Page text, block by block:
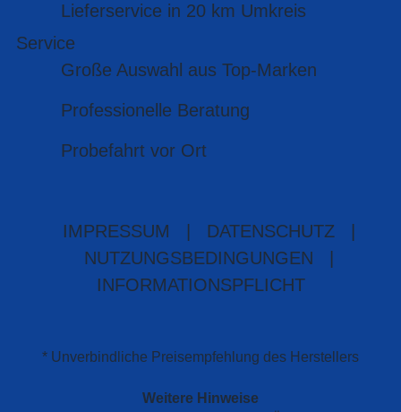
Lieferservice in 20 km Umkreis
Service
Große Auswahl aus Top-Marken
Professionelle Beratung
Probefahrt vor Ort
IMPRESSUM DATENSCHUTZ
NUTZUNGSBEDINGUNGEN
INFORMATIONSPFLICHT
* Unverbindliche Preisempfehlung des Herstellers
Weitere Hinweise